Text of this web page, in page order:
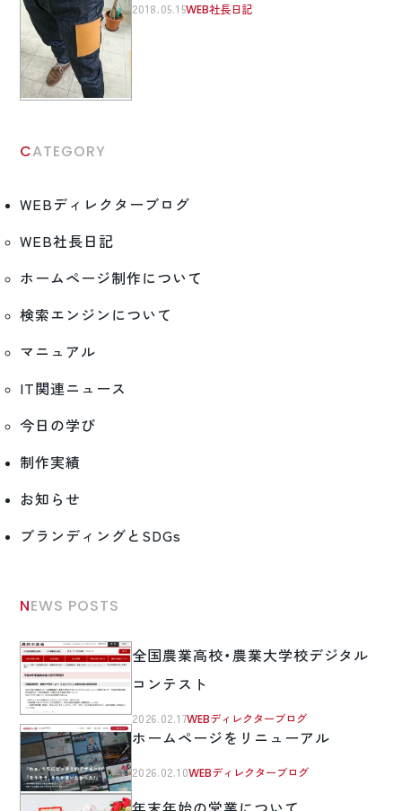
2018.05.15WEB社長日記
CATEGORY
WEBディレクターブログ
WEB社長日記
ホームページ制作について
検索エンジンについて
マニュアル
IT関連ニュース
今日の学び
制作実績
お知らせ
ブランディングとSDGs
NEWS POSTS
全国農業高校・農業大学校デジタル
コンテスト
2026.02.17WEBディレクターブログ
ホームページをリニューアル
2026.02.10WEBディレクターブログ